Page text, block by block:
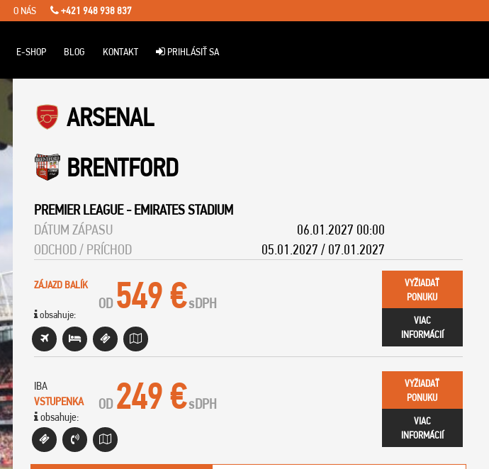
O NÁS +421 948 938 837
E-SHOP BLOG KONTAKT PRIHLÁSIŤ SA
ARSENAL
BRENTFORD
PREMIER LEAGUE-EMIRATES STADIUM
DÁTUM ZÁPASU
06.01.2027 00:00
ODCHOD / PRÍCHOD
05.01.2027 / 07.01.2027
ZÁJAZD BALÍK
obsahuje:
OD 549 € sDPH
VYŽIADAŤ
PONUKU
VIAC
INFORMÁCIÍ
IBA
VSTUPENKA
obsahuje:
OD 249 € sDPH
VYŽIADAŤ
PONUKU
VIAC
INFORMÁCIÍ